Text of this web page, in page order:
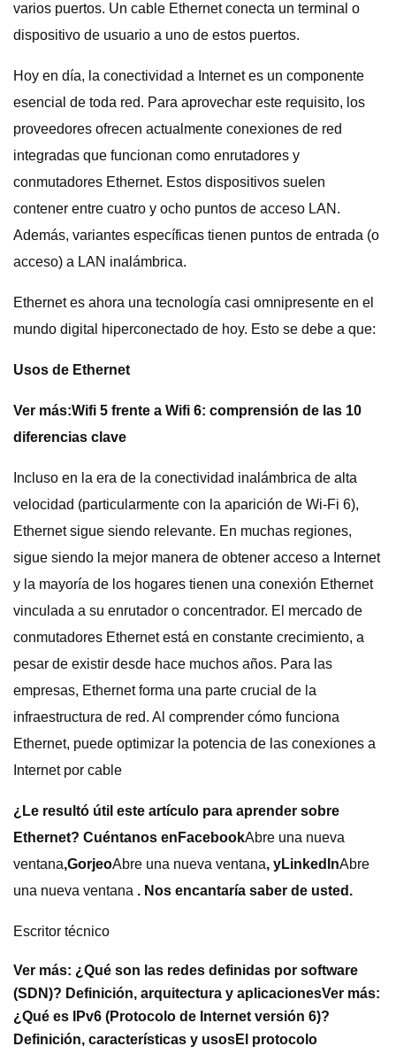
varios puertos. Un cable Ethernet conecta un terminal o
dispositivo de usuario a uno de estos puertos.
Hoy en día, la conectividad a Internet es un componente
esencial de toda red. Para aprovechar este requisito, los
proveedores ofrecen actualmente conexiones de red
integradas que funcionan como enrutadores y
conmutadores Ethernet. Estos dispositivos suelen
contener entre cuatro y ocho puntos de acceso LAN.
Además, variantes específicas tienen puntos de entrada (o
acceso) a LAN inalámbrica.
Ethernet es ahora una tecnología casi omnipresente en el
mundo digital hiperconectado de hoy. Esto se debe a que:
Usos de Ethernet
Ver más:Wifi 5 frente a Wifi 6: comprensión de las 10
diferencias clave
Incluso en la era de la conectividad inalámbrica de alta
velocidad (particularmente con la aparición de Wi-Fi 6),
Ethernet sigue siendo relevante. En muchas regiones,
sigue siendo la mejor manera de obtener acceso a Internet
y la mayoría de los hogares tienen una conexión Ethernet
vinculada a su enrutador o concentrador. El mercado de
conmutadores Ethernet está en constante crecimiento, a
pesar de existir desde hace muchos años. Para las
empresas, Ethernet forma una parte crucial de la
infraestructura de red. Al comprender cómo funciona
Ethernet, puede optimizar la potencia de las conexiones a
Internet por cable
¿Le resultó útil este artículo para aprender sobre
Ethernet? Cuéntanos en FacebookAbre una nueva
ventana,GorjeoAbre una nueva ventana, yLinkedInAbre
una nueva ventana . Nos encantaría saber de usted.
Escritor técnico
Ver más: ¿Qué son las redes definidas por software
(SDN)? Definición, arquitectura y aplicacionesVer más:
¿Qué es IPv6 (Protocolo de Internet versión 6)?
Definición, características y usosEl protocolo